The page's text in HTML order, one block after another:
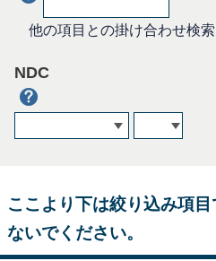
他の項目との掛け合わせ検
NDC
ここより下は絞り込み項
ないでください。